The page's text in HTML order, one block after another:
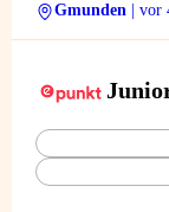
Gmunden
| vor